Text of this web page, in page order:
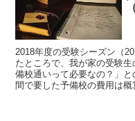
2018年度の受験シーズン（
たところで、我が家の受験
備校通いって必要なの？」
間で要した予備校の費用は概